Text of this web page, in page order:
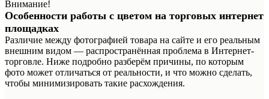
Внимание!
Особенности работы с цветом на торговых интернет
площадках
Различие между фотографией товара на сайте и его реальным
внешним видом — распространённая проблема в Интернет-
торговле. Ниже подробно разберём причины, по которым
фото может отличаться от реальности, и что можно сделать,
чтобы минимизировать такие расхождения.